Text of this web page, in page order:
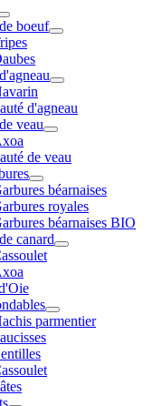
boeuf
d'agneau
veau
de veau
béarnaises
royales
béarnaises BIO
canard
parmentier